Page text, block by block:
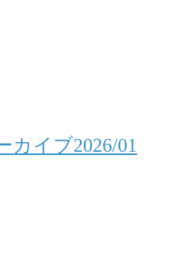
カイブ2026/01